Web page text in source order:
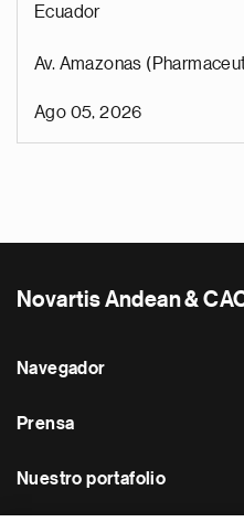
Ecuador
Av. Amazonas
Ago 05, 2026
Novartis Andean &
Navegador
Prensa
Nuestro portafolio